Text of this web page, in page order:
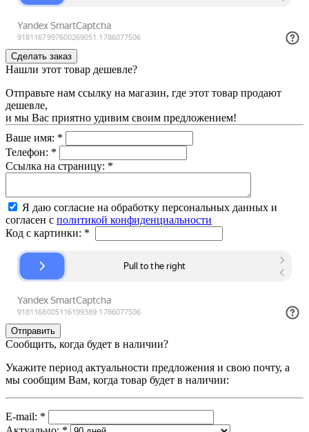
Нашли этот товар дешевле?
Отправьте нам ссылку на магазин, где этот товар продают
дешевле,
и мы Вас приятно удивим своим предложением!
Ваше имя: *
Телефон: *
Ссылка на страницу: *
Я даю согласие на обработку персональных данных и
согласен с политикой конфиденциальности
Код с картинки: *
Сообщить, когда будет в наличии?
Укажите период актуальности предложения и свою почту, а
мы сообщим Вам, когда товар будет в наличии:
E-mail: *